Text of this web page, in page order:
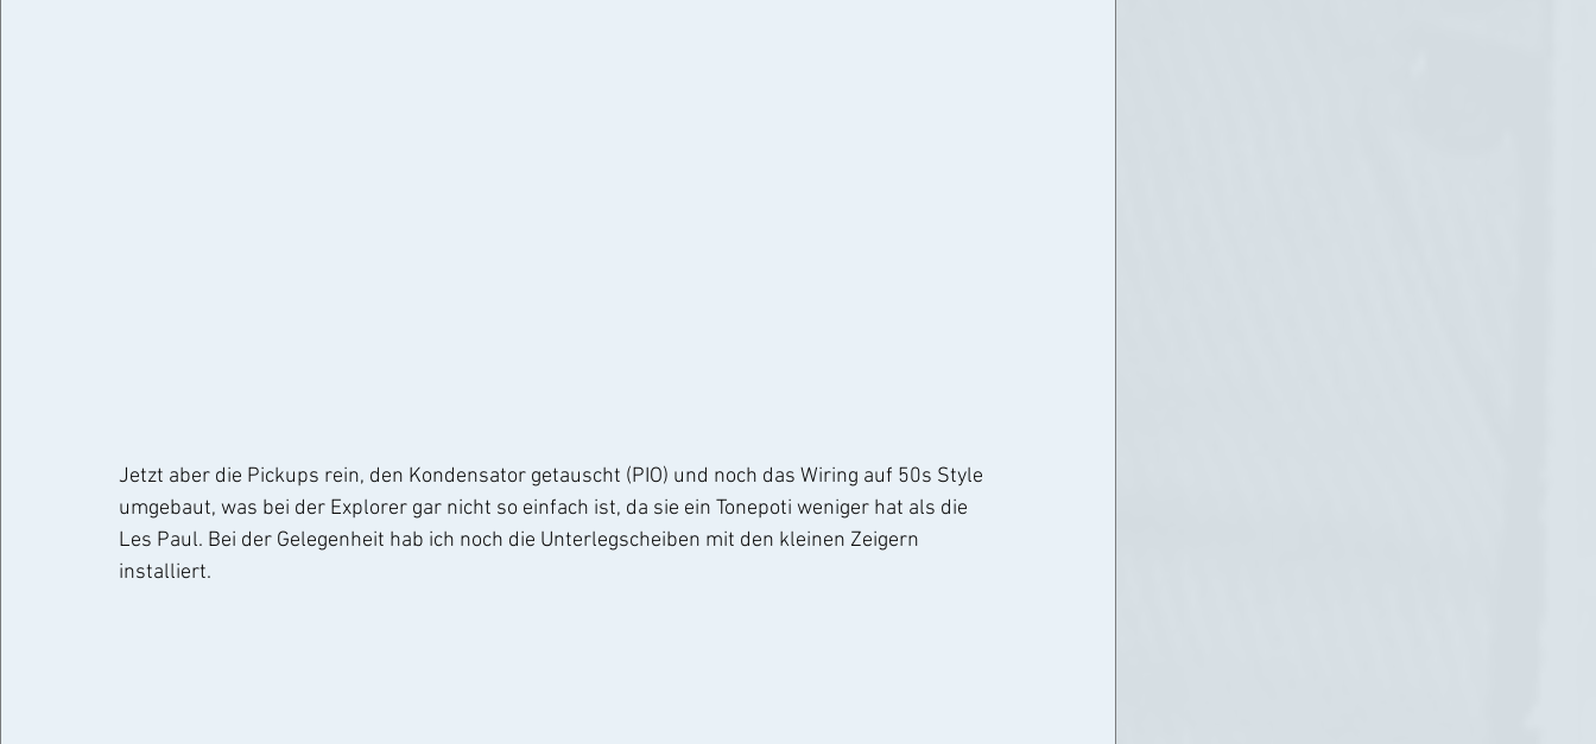
Jetzt aber die Pickups rein, den Kondensator getauscht (PIO) und noch das Wiring auf 50s Style
umgebaut, was bei der Explorer gar nicht so einfach ist, da sie ein Tonepoti weniger hat als die
Les Paul. Bei der Gelegenheit hab ich noch die Unterlegscheiben mit den kleinen Zeigern
installiert.